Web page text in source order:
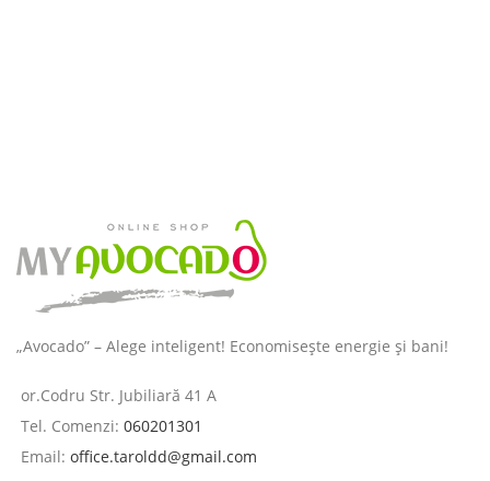
„Avocado” – Alege inteligent! Economisește energie și bani!
or.Codru Str. Jubiliară 41 A
Tel. Comenzi: 060201301
Email: office.taroldd@gmail.com